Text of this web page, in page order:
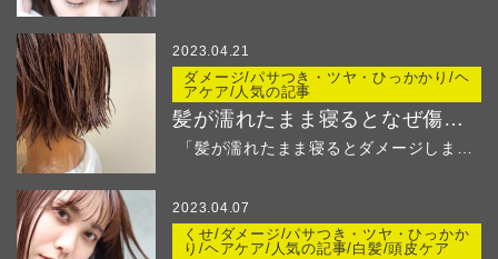
2023.04.21
ダメージ/パサつき・ツヤ・ひっかかり/ヘ
アケア/人気の記事
髪が濡れたまま寝るとなぜ傷む？
「髪が濡れたまま寝るとダメージしますよ」と美容師さ...
2023.04.07
くせ/ダメージ/パサつき・ツヤ・ひっかか
り/ヘアケア/人気の記事/白髪/頭皮ケア